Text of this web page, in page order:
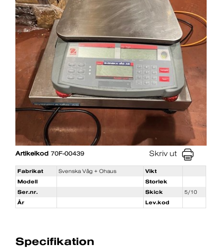
Artikelkod 70F-00439 Skriv ut
Fabrikat Svenska Våg + Ohaus
Vikt
Modell
Storlek
Ser.nr.
Skick
5/10
År
Lev.kod
Specifikation